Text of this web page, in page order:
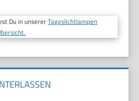
Du in unsererTageslichtlampen